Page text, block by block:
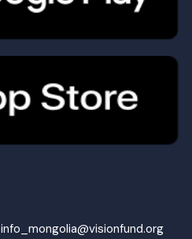
info_mongolia@visionfund.org